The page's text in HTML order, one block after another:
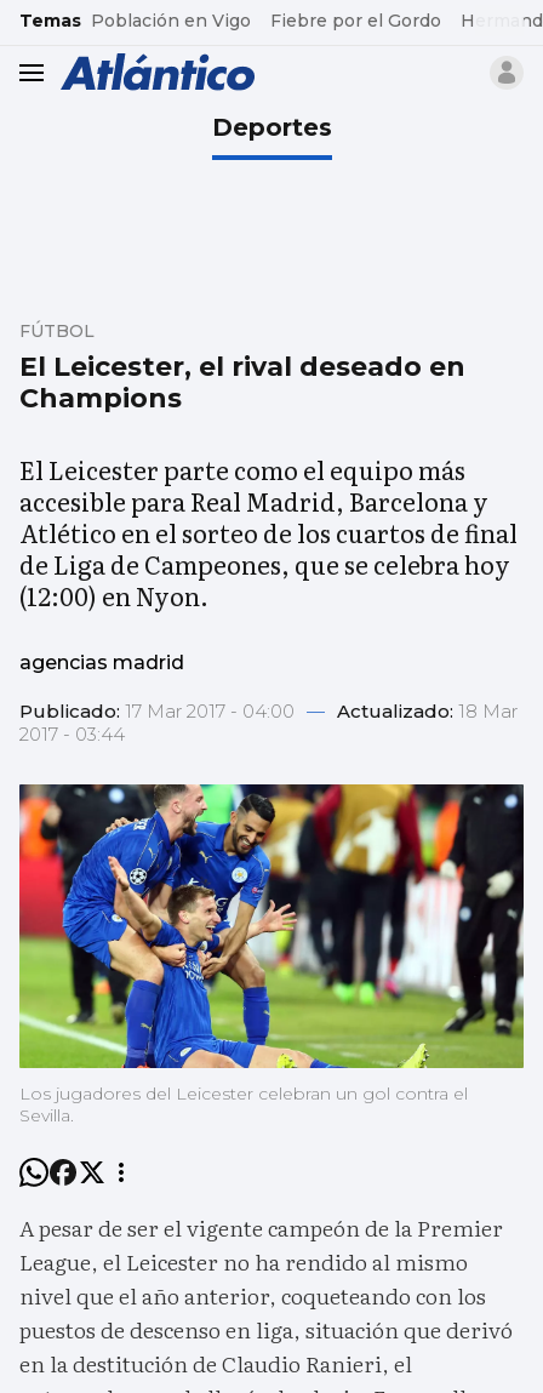
common.go-to-content
Temas Población en Vigo Fiebre por el Gordo
header.menu.open
Deportes
El Leicester, el rival deseado en
Champions
FÚTBOL
El Leicester parte como el equipo más
accesible para Real Madrid, Barcelona y
Atlético en el sorteo de los cuartos de final
de Liga de Campeones, que se celebra hoy
(12:00) en Nyon.
agencias madrid
Publicado: 17 Mar 2017 - 04:00 — Actualizado: 18 Mar
2017 - 03:44
Los jugadores del Leicester celebran un gol contra el
Sevilla.
A pesar de ser el vigente campeón de la Premier
League, el Leicester no ha rendido al mismo
nivel que el año anterior, coqueteando con los
puestos de descenso en liga, situación que derivó
en la destitución de Claudio Ranieri, el